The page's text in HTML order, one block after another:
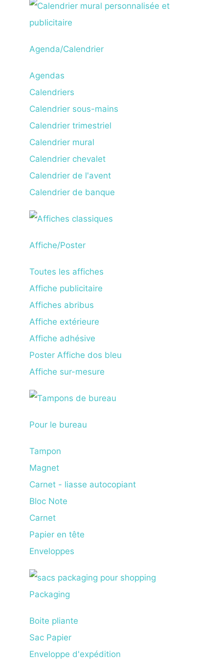
Agenda/Calendrier
Agendas
Calendriers
Calendrier sous-mains
Calendrier trimestriel
Calendrier mural
Calendrier chevalet
Calendrier de l'avent
Calendrier de banque
Affiche/Poster
Toutes les affiches
Affiche publicitaire
Affiches abribus
Affiche extérieure
Affiche adhésive
Poster Affiche dos bleu
Affiche sur-mesure
Pour le bureau
Tampon
Magnet
Carnet - liasse autocopiant
Bloc Note
Carnet
Papier en tête
Enveloppes
Packaging
Boite pliante
Sac Papier
Enveloppe d'expédition